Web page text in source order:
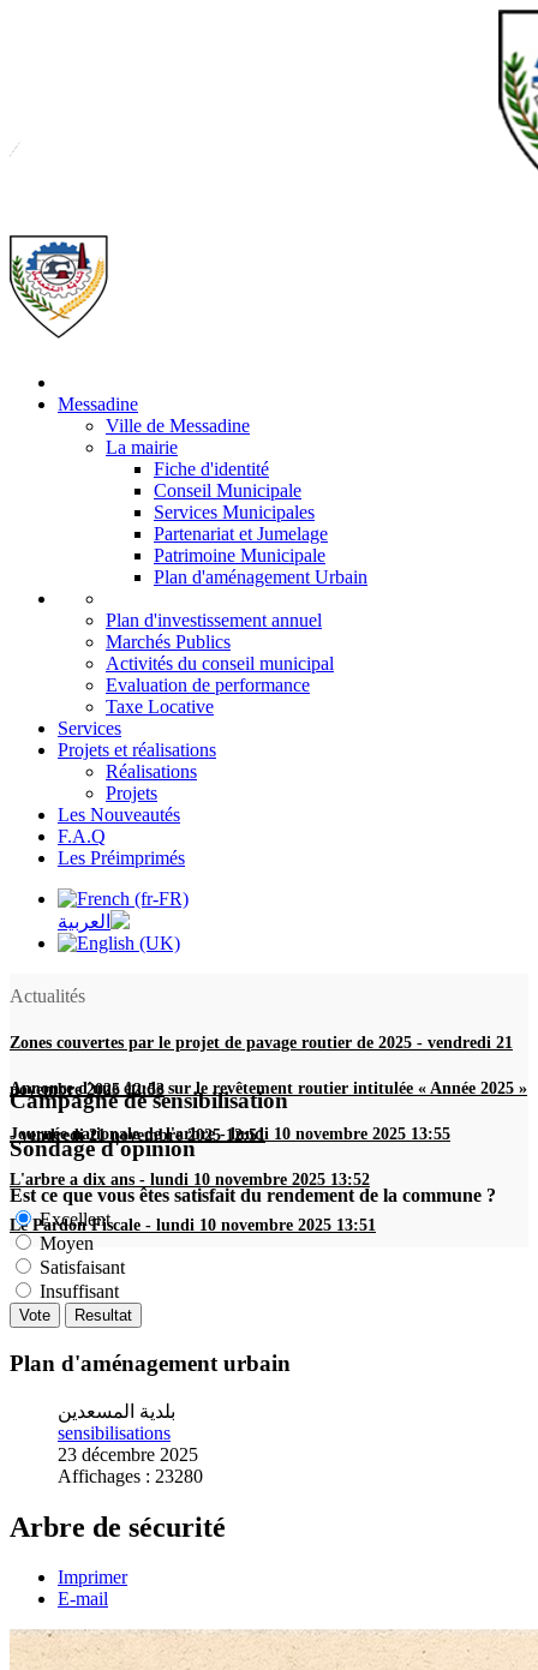
Messadine
Ville de Messadine
La mairie
Fiche d'identité
Conseil Municipale
Services Municipales
Partenariat et Jumelage
Patrimoine Municipale
Plan d'aménagement Urbain
Plan d'investissement annuel
Marchés Publics
Activités du conseil municipal
Evaluation de performance
Taxe Locative
Services
Projets et réalisations
Réalisations
Projets
Les Nouveautés
F.A.Q
Les Préimprimés
Actualités
Zones couvertes par le projet de pavage routier de 2025 - vendredi 21
novembre 2025 12:53
Annonce d'une étude sur le revêtement routier intitulée « Année 2025 »
-vendredi 21 novembre 2025 12:51
Journée nationale de l'arbre-lundi 10 novembre 2025 13:55
L'arbre a dix ans - lundi 10 novembre 2025 13:52
Le Pardon Fiscale - lundi 10 novembre 2025 13:51
Campagne de sensibilisation
Sondage d'opinion
Est ce que vous êtes satisfait du rendement de la commune ?
Excellent
Moyen
Satisfaisant
Insuffisant
Plan d'aménagement urbain
بلدية المسعدين
sensibilisations
23 décembre 2025
Affichages : 23280
Arbre de sécurité
Imprimer
E-mail